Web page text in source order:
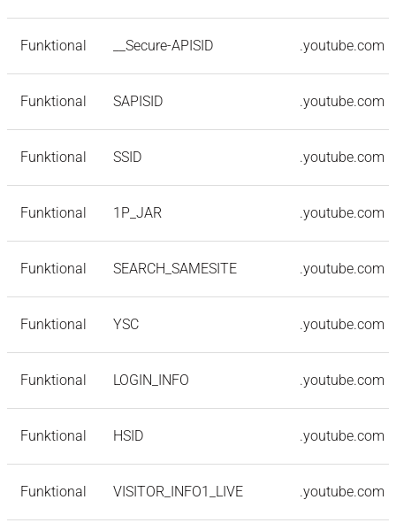
Funktional __Secure-APISID .youtube.com
Funktional SAPISID .youtube.com
Funktional SSID .youtube.com
Funktional 1P_JAR .youtube.com
Funktional SEARCH_SAMESITE .youtube.com
Funktional YSC .youtube.com
Funktional LOGIN_INFO .youtube.com
Funktional HSID .youtube.com
Funktional VISITOR_INFO1_LIVE .youtube.com